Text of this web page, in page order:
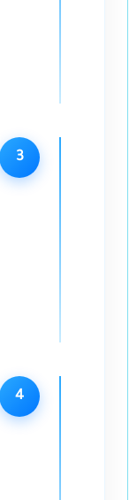
3
4